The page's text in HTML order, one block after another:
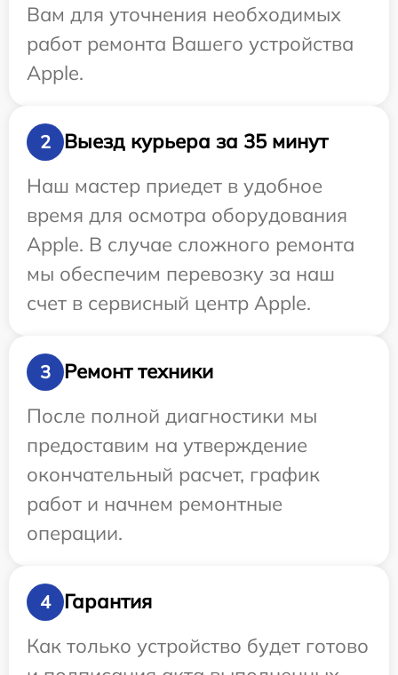
Вам для уточнения необходимых
работ ремонта Вашего устройства
Apple.
2
Выезд курьера за 35 минут
Наш мастер приедет в удобное
время для осмотра оборудования
Apple. В случае сложного ремонта
мы обеспечим перевозку за наш
счет в сервисный центр Apple.
3
Ремонт техники
После полной диагностики мы
предоставим на утверждение
окончательный расчет, график
работ и начнем ремонтные
операции.
4
Гарантия
Как только устройство будет готово